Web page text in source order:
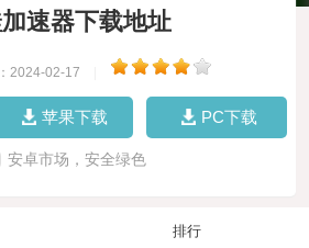
速器下载地址
2024-02-17
苹果下载 PC下载
安卓市场，安全绿色
排行